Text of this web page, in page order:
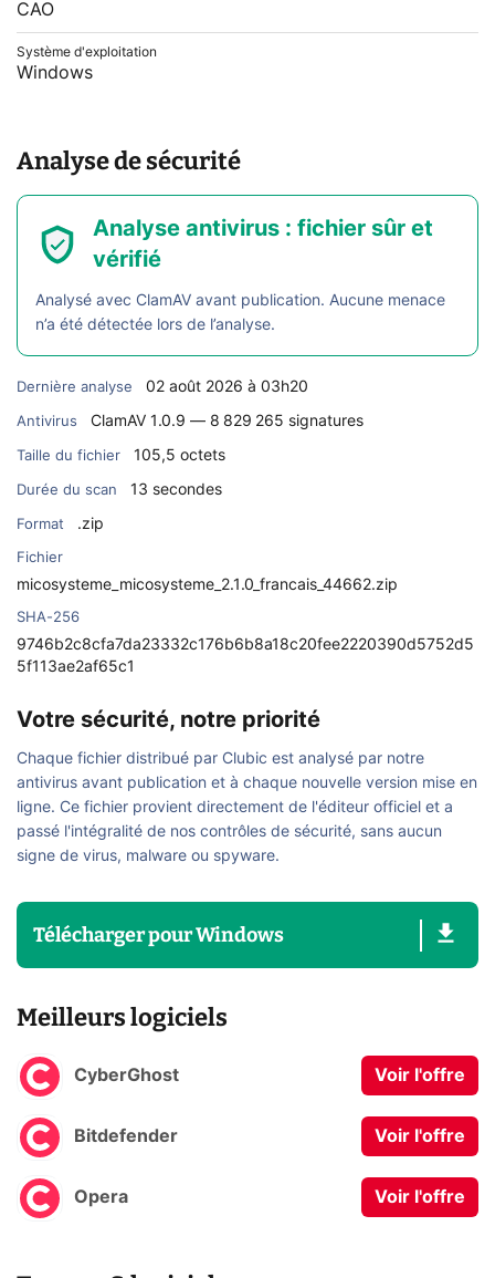
CAO
Système d'exploitation
Windows
Analyse de sécurité
Analyse antivirus : fichier sûr et
vérifié
Analysé avec ClamAV avant publication. Aucune menace
n’a été détectée lors de l’analyse.
Dernière analyse 02 août 2026 à 03h20
Antivirus ClamAV 1.0.9 — 8 829 265 signatures
Taille du fichier 105,5 octets
Durée du scan 13 secondes
Format .zip
Fichier
micosysteme_micosysteme_2.1.0_francais_44662.zip
SHA-256
9746b2c8cfa7da23332c176b6b8a18c20fee2220390d5752d5
5f113ae2af65c1
Votre sécurité, notre priorité
Chaque fichier distribué par Clubic est analysé par notre
antivirus avant publication et à chaque nouvelle version mise en
ligne. Ce fichier provient directement de l'éditeur officiel et a
passé l'intégralité de nos contrôles de sécurité, sans aucun
signe de virus, malware ou spyware.
TéléchargerpourWindows
Meilleurs logiciels
CyberGhost Voir l'offre
Bitdefender Voir l'offre
Opera Voir l'offre